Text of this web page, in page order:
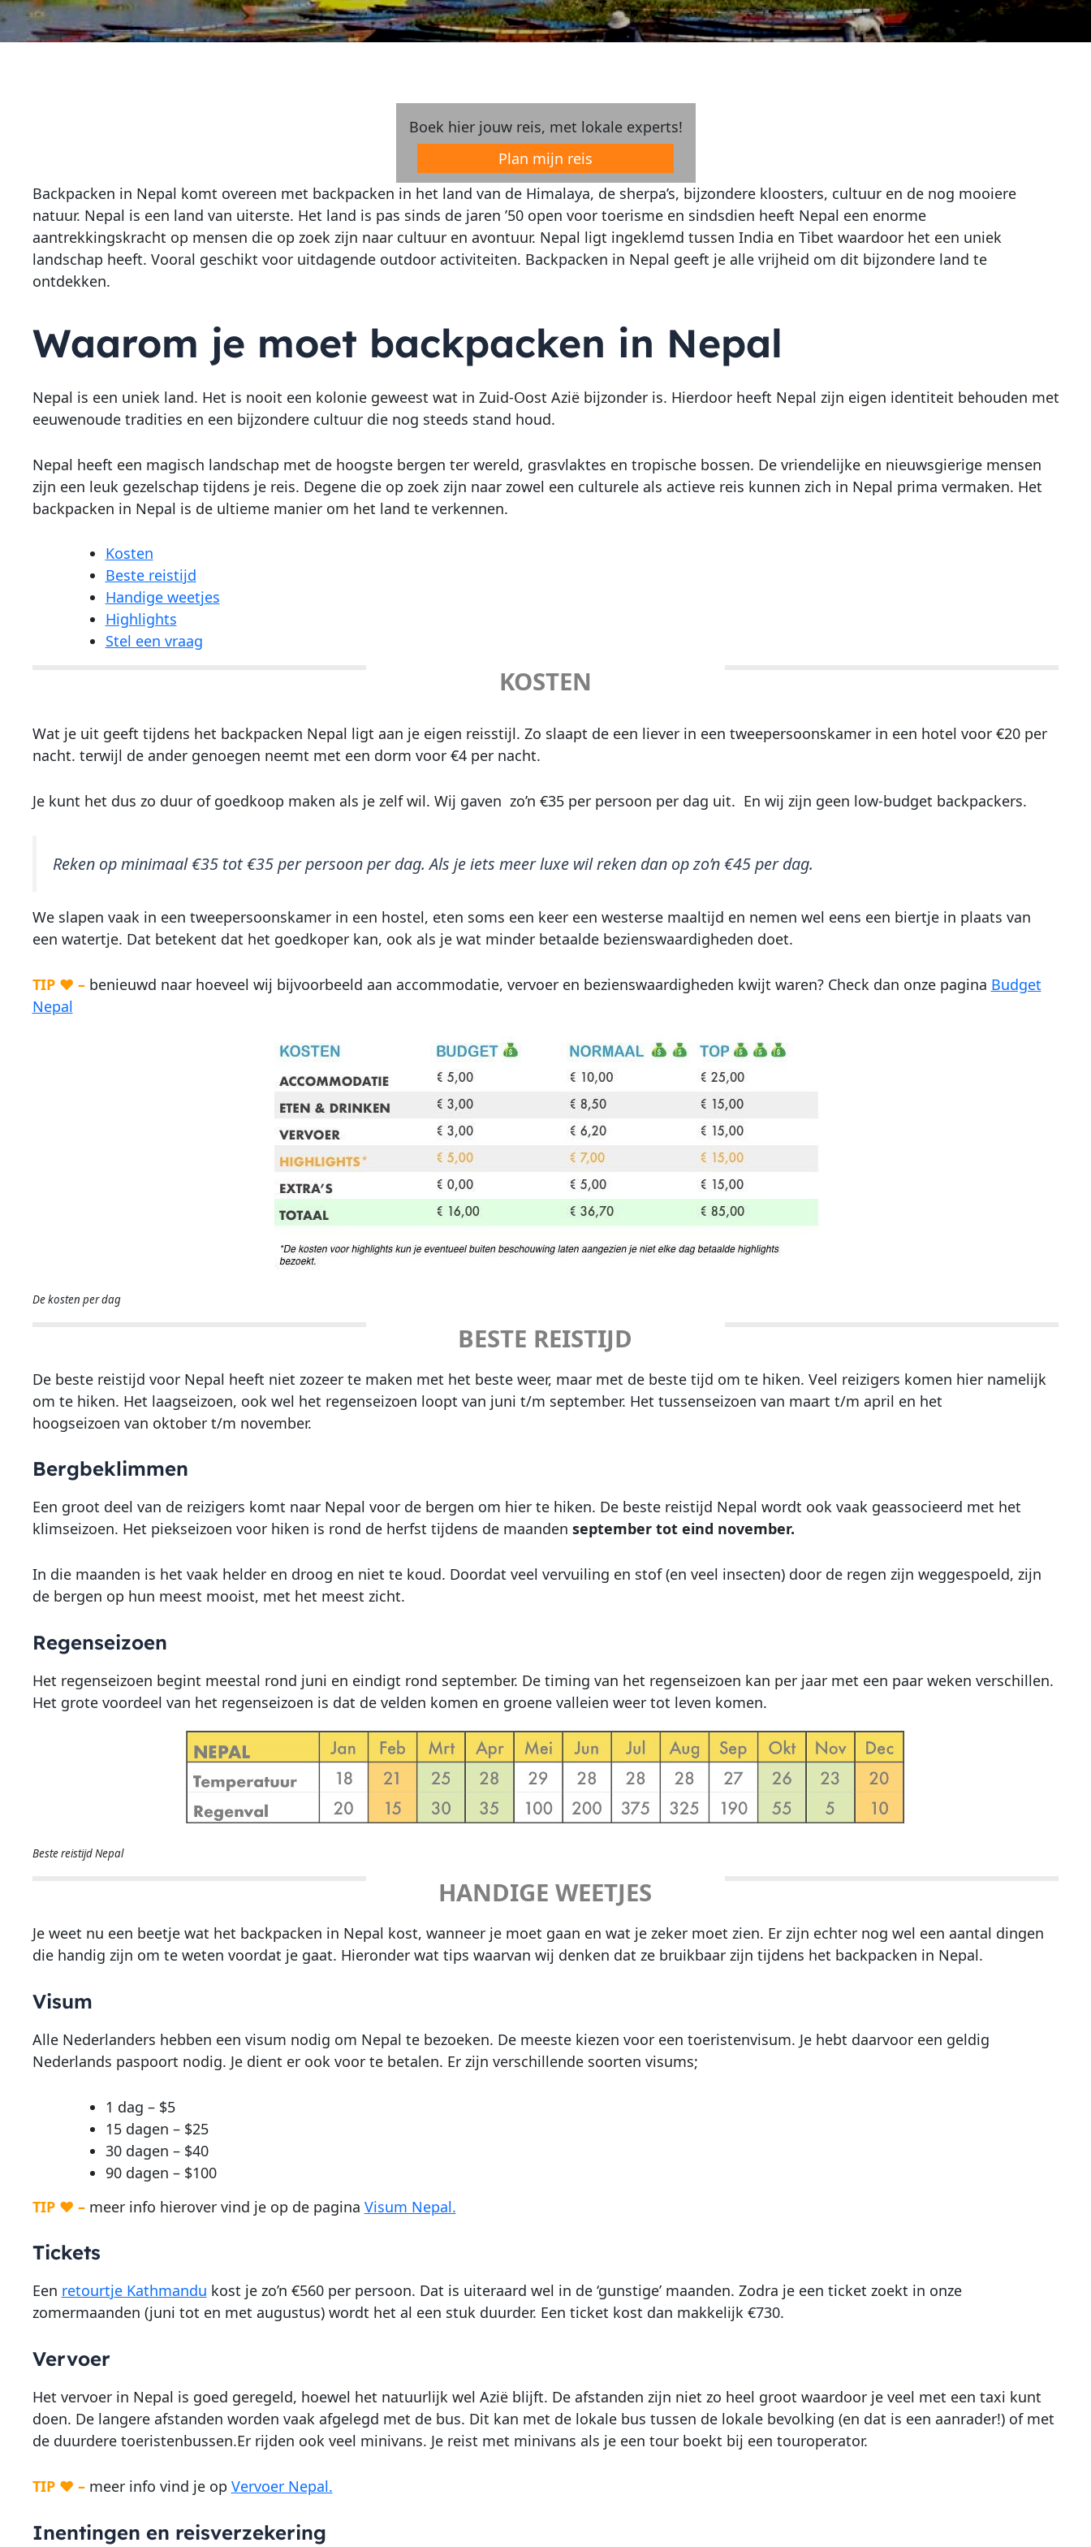
Boek hier jouw reis, met lokale experts!
Plan mijn reis
Backpacken in Nepal komt overeen met backpacken in het land van de Himalaya, de sherpa’s, bijzondere kloosters, cultuur en de nog mooiere
natuur. Nepal is een land van uiterste. Het land is pas sinds de jaren ’50 open voor toerisme en sindsdien heeft Nepal een enorme
aantrekkingskracht op mensen die op zoek zijn naar cultuur en avontuur. Nepal ligt ingeklemd tussen India en Tibet waardoor het een uniek
landschap heeft. Vooral geschikt voor uitdagende outdoor activiteiten. Backpacken in Nepal geeft je alle vrijheid om dit bijzondere land te
ontdekken.
Waarom je moet backpacken in Nepal
Nepal is een uniek land. Het is nooit een kolonie geweest wat in Zuid-Oost Azië bijzonder is. Hierdoor heeft Nepal zijn eigen identiteit behouden met
eeuwenoude tradities en een bijzondere cultuur die nog steeds stand houd.
Nepal heeft een magisch landschap met de hoogste bergen ter wereld, grasvlaktes en tropische bossen. De vriendelijke en nieuwsgierige mensen
zijn een leuk gezelschap tijdens je reis. Degene die op zoek zijn naar zowel een culturele als actieve reis kunnen zich in Nepal prima vermaken. Het
backpacken in Nepal is de ultieme manier om het land te verkennen.
Kosten
Beste reistijd
Handige weetjes
Highlights
Stel een vraag
KOSTEN
Wat je uit geeft tijdens het backpacken Nepal ligt aan je eigen reisstijl. Zo slaapt de een liever in een tweepersoonskamer in een hotel voor €20 per
nacht. terwijl de ander genoegen neemt met een dorm voor €4 per nacht.
Je kunt het dus zo duur of goedkoop maken als je zelf wil. Wij gaven zo’n €35 per persoon per dag uit. En wij zijn geen low-budget backpackers.
Reken op minimaal €35 tot €35 per persoon per dag. Als je iets meer luxe wil reken dan op zo’n €45 per dag.
We slapen vaak in een tweepersoonskamer in een hostel, eten soms een keer een westerse maaltijd en nemen wel eens een biertje in plaats van
een watertje. Dat betekent dat het goedkoper kan, ook als je wat minder betaalde bezienswaardigheden doet.
TIP ♥ –benieuwd naar hoeveel wij bijvoorbeeld aan accommodatie, vervoer en bezienswaardigheden kwijt waren? Check dan onze pagina Budget
Nepal
De kosten per dag
BESTE REISTIJD
De beste reistijd voor Nepal heeft niet zozeer te maken met het beste weer, maar met de beste tijd om te hiken. Veel reizigers komen hier namelijk
om te hiken. Het laagseizoen, ook wel het regenseizoen loopt van juni t/m september. Het tussenseizoen van maart t/m april en het
hoogseizoen van oktober t/m november.
Bergbeklimmen
Een groot deel van de reizigers komt naar Nepal voor de bergen om hier te hiken. De beste reistijd Nepal wordt ook vaak geassocieerd met het
klimseizoen. Het piekseizoen voor hiken is rond de herfst tijdens de maanden september tot eind november.
In die maanden is het vaak helder en droog en niet te koud. Doordat veel vervuiling en stof (en veel insecten) door de regen zijn weggespoeld, zijn
de bergen op hun meest mooist, met het meest zicht.
Regenseizoen
Het regenseizoen begint meestal rond juni en eindigt rond september. De timing van het regenseizoen kan per jaar met een paar weken verschillen.
Het grote voordeel van het regenseizoen is dat de velden komen en groene valleien weer tot leven komen.
Beste reistijd Nepal
HANDIGE WEETJES
Je weet nu een beetje wat het backpacken in Nepal kost, wanneer je moet gaan en wat je zeker moet zien. Er zijn echter nog wel een aantal dingen
die handig zijn om te weten voordat je gaat. Hieronder wat tips waarvan wij denken dat ze bruikbaar zijn tijdens het backpacken in Nepal.
Visum
Alle Nederlanders hebben een visum nodig om Nepal te bezoeken. De meeste kiezen voor een toeristenvisum. Je hebt daarvoor een geldig
Nederlands paspoort nodig. Je dient er ook voor te betalen. Er zijn verschillende soorten visums;
1 dag – $5
15 dagen – $25
30 dagen – $40
90 dagen – $100
TIP ♥ – meer info hierover vind je op de pagina Visum Nepal.
Tickets
Een retourtje Kathmandu kost je zo’n €560 per persoon. Dat is uiteraard wel in de ‘gunstige’ maanden. Zodra je een ticket zoekt in onze
zomermaanden (juni tot en met augustus) wordt het al een stuk duurder. Een ticket kost dan makkelijk €730.
Vervoer
Het vervoer in Nepal is goed geregeld, hoewel het natuurlijk wel Azië blijft. De afstanden zijn niet zo heel groot waardoor je veel met een taxi kunt
doen. De langere afstanden worden vaak afgelegd met de bus. Dit kan met de lokale bus tussen de lokale bevolking (en dat is een aanrader!) of met
de duurdere toeristenbussen.Er rijden ook veel minivans. Je reist met minivans als je een tour boekt bij een touroperator.
TIP ♥ – meer info vind je op Vervoer Nepal.
Inentingen en reisverzekering